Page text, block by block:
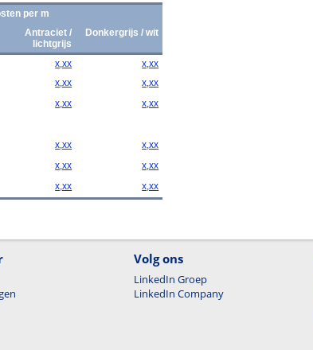
per m
Antraciet /
lichtgrijs
Donkergrijs / wit
x,xx
x,xx
x,xx
x,xx
x,xx x,xx
x,xx
x,xx
x,xx
x,xx
x,xx x,xx
Volg ons
LinkedIn Groep
LinkedIn Company